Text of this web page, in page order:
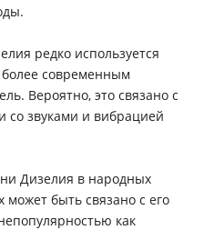
редко используется
более современным
Вероятно, это связано с
со звуками и вибрацией
Дизелия в народных
может быть связано с его
как